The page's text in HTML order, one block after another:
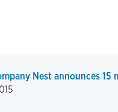
Nest announces 15